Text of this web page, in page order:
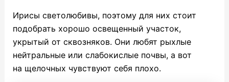
Ирисы светолюбивы, поэтому для них стоит
подобрать хорошо освещенный участок,
укрытый от сквозняков. Они любят рыхлые
нейтральные или слабокислые почвы, а вот
на щелочных чувствуют себя плохо.